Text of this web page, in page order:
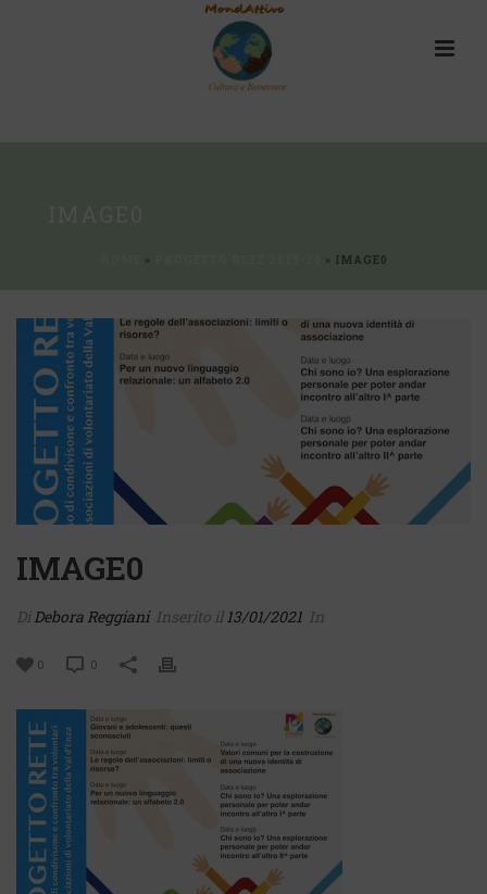
» » IMAGE0
IMAGE0
Di Debora Reggiani Inserito il 13/01/2021 In
0 0